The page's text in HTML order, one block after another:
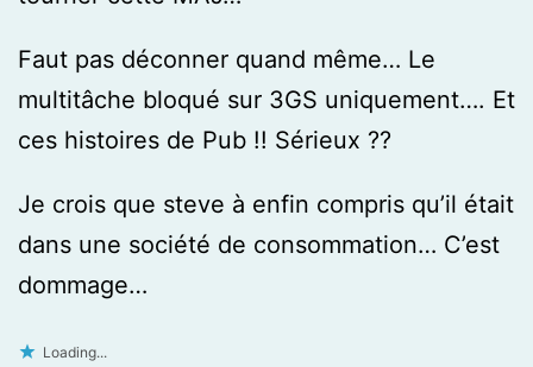
Faut pas déconner quand même… Le
multitâche bloqué sur 3GS uniquement…. Et
ces histoires de Pub !! Sérieux ??
Je crois que steve à enfin compris qu’il était
dans une société de consommation… C’est
dommage…
Loading...